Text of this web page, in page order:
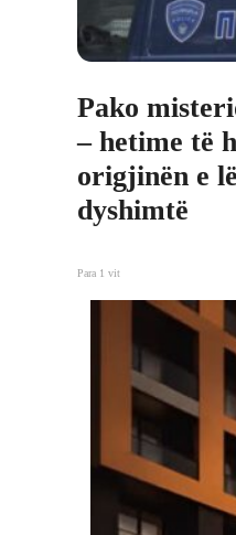
Pako
– hetime të
origjinën e
dyshimtë
Para 1 vit